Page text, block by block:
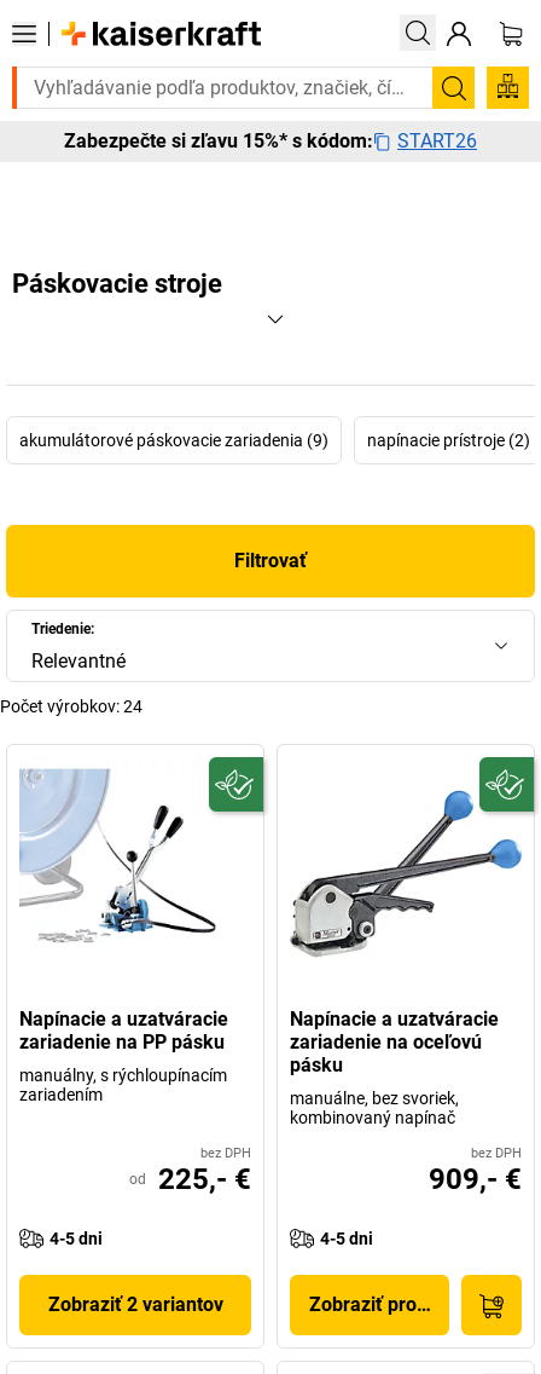
to urgentne? Vybrané bestsellery doručíme do 72 hodín. Objavte
Zabezpečte si zľavu 15%* s kódom: START26
Páskovacie stroje
akumulátorové páskovacie zariadenia (9) napínacie prístroje (2)
Filtrovať
Triedenie:
Relevantné
Počet výrobkov:24
Napínacie a uzatváracie
zariadenie na PP pásku
manuálny, s rýchloupínacím
zariadením
bez DPH
od 225,- €
4-5 dni
Zobraziť 2 variantov
Napínacie a uzatváracie
zariadenie na oceľovú
pásku
manuálne, bez svoriek,
kombinovaný napínač
bez DPH
909,- €
4-5 dni
Zobraziť produkt